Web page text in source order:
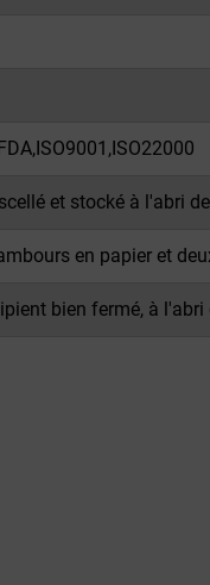
et stocké à l'abri
en papier et
bien fermé, à